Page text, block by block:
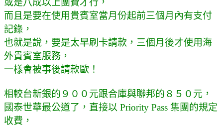
或是八成以上團費才行，
而且是要在使用貴賓室當月份起前三個月內有支付
記錄，
也就是說，要是太早刷卡請款，三個月後才使用海
外貴賓室服務，
一樣會被事後請款歐！
相較台新銀的９００元跟合庫與聯邦的８５０元，
國泰世華最公道了，直接以 Priority Pass 集團的規定
收費，